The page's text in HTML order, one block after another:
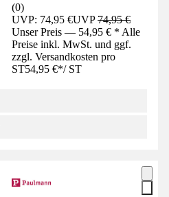
(0)
UVP: 74,95 €UVP74,95 €
Unser Preis — 54,95 € * Alle
Preise inkl. MwSt. und ggf.
zzgl. Versandkosten pro
ST54,95 €*/ ST